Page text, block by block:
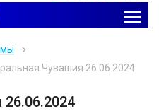
Чувашия 26.06.2024